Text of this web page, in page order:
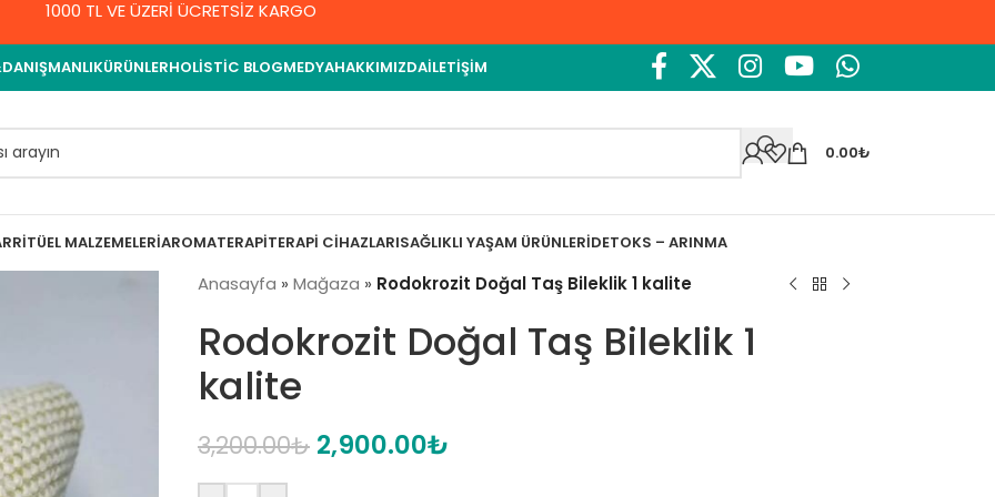
1000 TL VE ÜZERİ ÜCRETSİZ KARGO
ÜRÜNLERHOLISTIC BLOGMEDYAHAKKIMIZDAİLETIŞIM
0.00₺
RITÜEL MALZEMELERIAROMATERAPITERAPI CIHAZLARISAĞLIKLI YAŞAM ÜRÜNLERIDETOKS – ARINMA
Anasayfa » Mağaza » Rodokrozit Doğal Taş Bileklik 1 kalite
Rodokrozit Doğal Taş Bileklik 1
kalite
3,200.00₺ 2,900.00₺